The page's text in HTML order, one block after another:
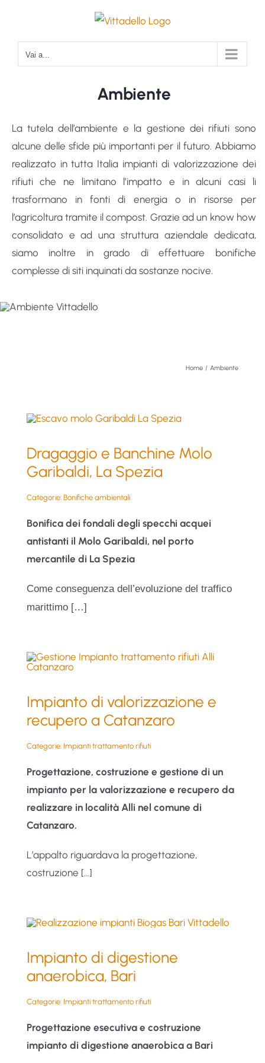
contenuto
Vai a...
Ambiente
La tutela dell’ambiente e la gestione dei rifiuti sono
alcune delle sfide più importanti per il futuro. Abbiamo
realizzato in tutta Italia impianti di valorizzazione dei
rifiuti che ne limitano l’impatto e in alcuni casi li
trasformano in fonti di energia o in risorse per
l’agricoltura tramite il compost. Grazie ad un know how
consolidato e ad una struttura aziendale dedicata,
siamo inoltre in grado di effettuare bonifiche
complesse di siti inquinati da sostanze nocive.
Home Ambiente
Dragaggio e Banchine Molo
Garibaldi, La Spezia
Categorie: Bonifiche ambientali
Bonifica dei fondali degli specchi acquei
antistanti il Molo Garibaldi, nel porto
mercantile di La Spezia
Come conseguenza dell’evoluzione del traffico
marittimo […]
Impianto di valorizzazione e
recupero a Catanzaro
Categorie: Impianti trattamento rifiuti
Progettazione, costruzione e gestione di un
impianto per la valorizzazione e recupero da
realizzare in località Alli nel comune di
Catanzaro.
L’appalto riguardava la progettazione,
costruzione […]
Impianto di digestione
anaerobica, Bari
Categorie: Impianti trattamento rifiuti
Progettazione esecutiva e costruzione
impianto di digestione anaerobica a Bari